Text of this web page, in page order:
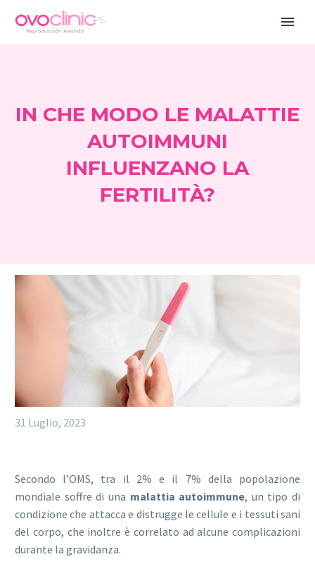
IN CHE MODO LE MALATTIE
AUTOIMMUNI
INFLUENZANO LA
FERTILITÀ?
31 Luglio, 2023
Secondo l’OMS, tra il 2% e il 7% della popolazione
mondiale soffre di una malattia autoimmune, un tipo di
condizione che attacca e distrugge le cellule e i tessuti sani
del corpo, che inoltre è correlato ad alcune complicazioni
durante la gravidanza.